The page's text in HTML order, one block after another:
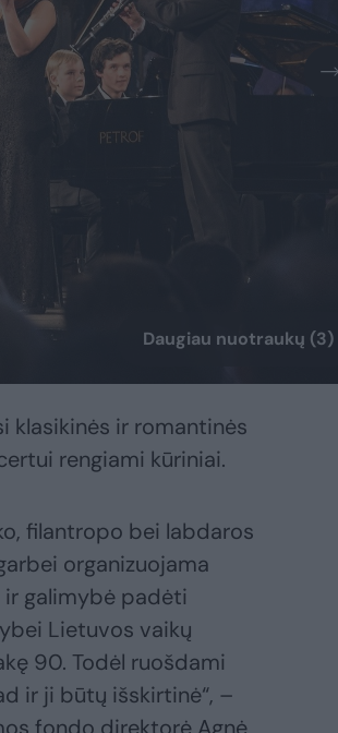
Daugiau nuotraukų (3)
klasikinės ir romantinės
rengiami kūriniai.
filantropo bei labdaros
organizuojama
ir galimybė padėti
Lietuvos vaikų
90. Todėl ruošdami
ir ji būtų išskirtinė“, –